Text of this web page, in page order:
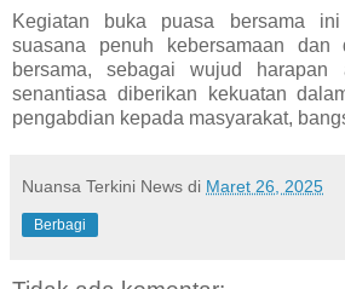
Kegiatan buka puasa bersama
suasana penuh kebersamaan dan
bersama, sebagai wujud
senantiasa diberikan kekuatan
pengabdian kepada masyarakat,
Nuansa Terkini News di Maret 26, 2025
Berbagi